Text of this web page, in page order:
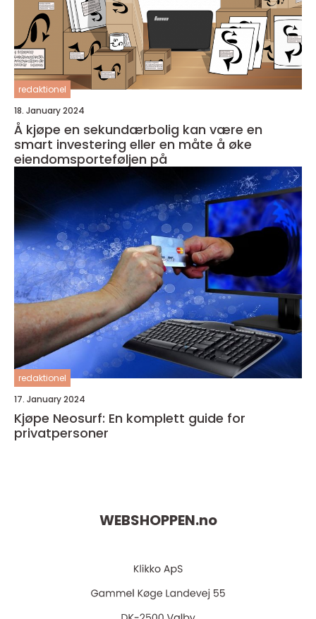
redaktionel
18. January 2024
Å kjøpe en sekundærbolig kan være en
smart investering eller en måte å øke
eiendomsporteføljen på
redaktionel
17. January 2024
Kjøpe Neosurf: En komplett guide for
privatpersoner
WEBSHOPPEN.no